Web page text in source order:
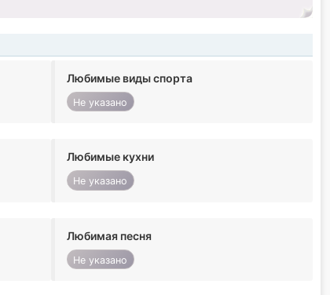
Любимые виды спорта
Не указано
Любимые кухни
Не указано
Любимая песня
Не указано